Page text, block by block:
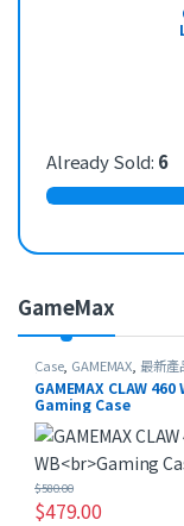
Already Sold: 6
GameMax
Case, GAMEMAX 最新產
GAMEMAX CLAW 460
Gaming Case
$479.00
$580.00